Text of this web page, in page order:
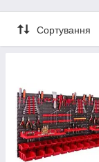
Сортування